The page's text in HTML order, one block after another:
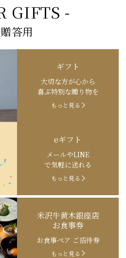
GIFTS -
贈答用
ギフト
大切な方が心から
喜ぶ特別な贈り物を
もっと見る
eギフト
メールやLINE
で気軽に送れる
もっと見る
米沢牛黄木銀座店
お食事券
お食事ペア ご招待券
もっと見る